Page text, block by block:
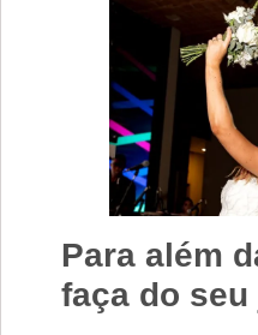
Para além
faça do seu